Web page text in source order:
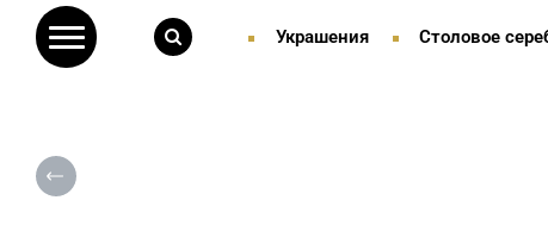
Украшения Столовое